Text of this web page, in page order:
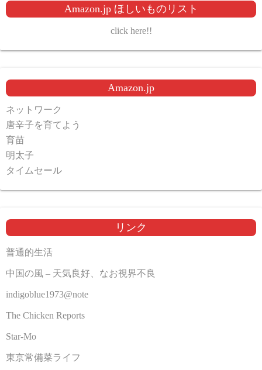
Amazon.jp ほしいものリスト
click here!!
Amazon.jp
ネットワーク
唐辛子を育てよう
育苗
明太子
タイムセール
リンク
普通的生活
中国の風 – 天気良好、なお視界不良
indigoblue1973@note
The Chicken Reports
Star-Mo
東京常備菜ライフ